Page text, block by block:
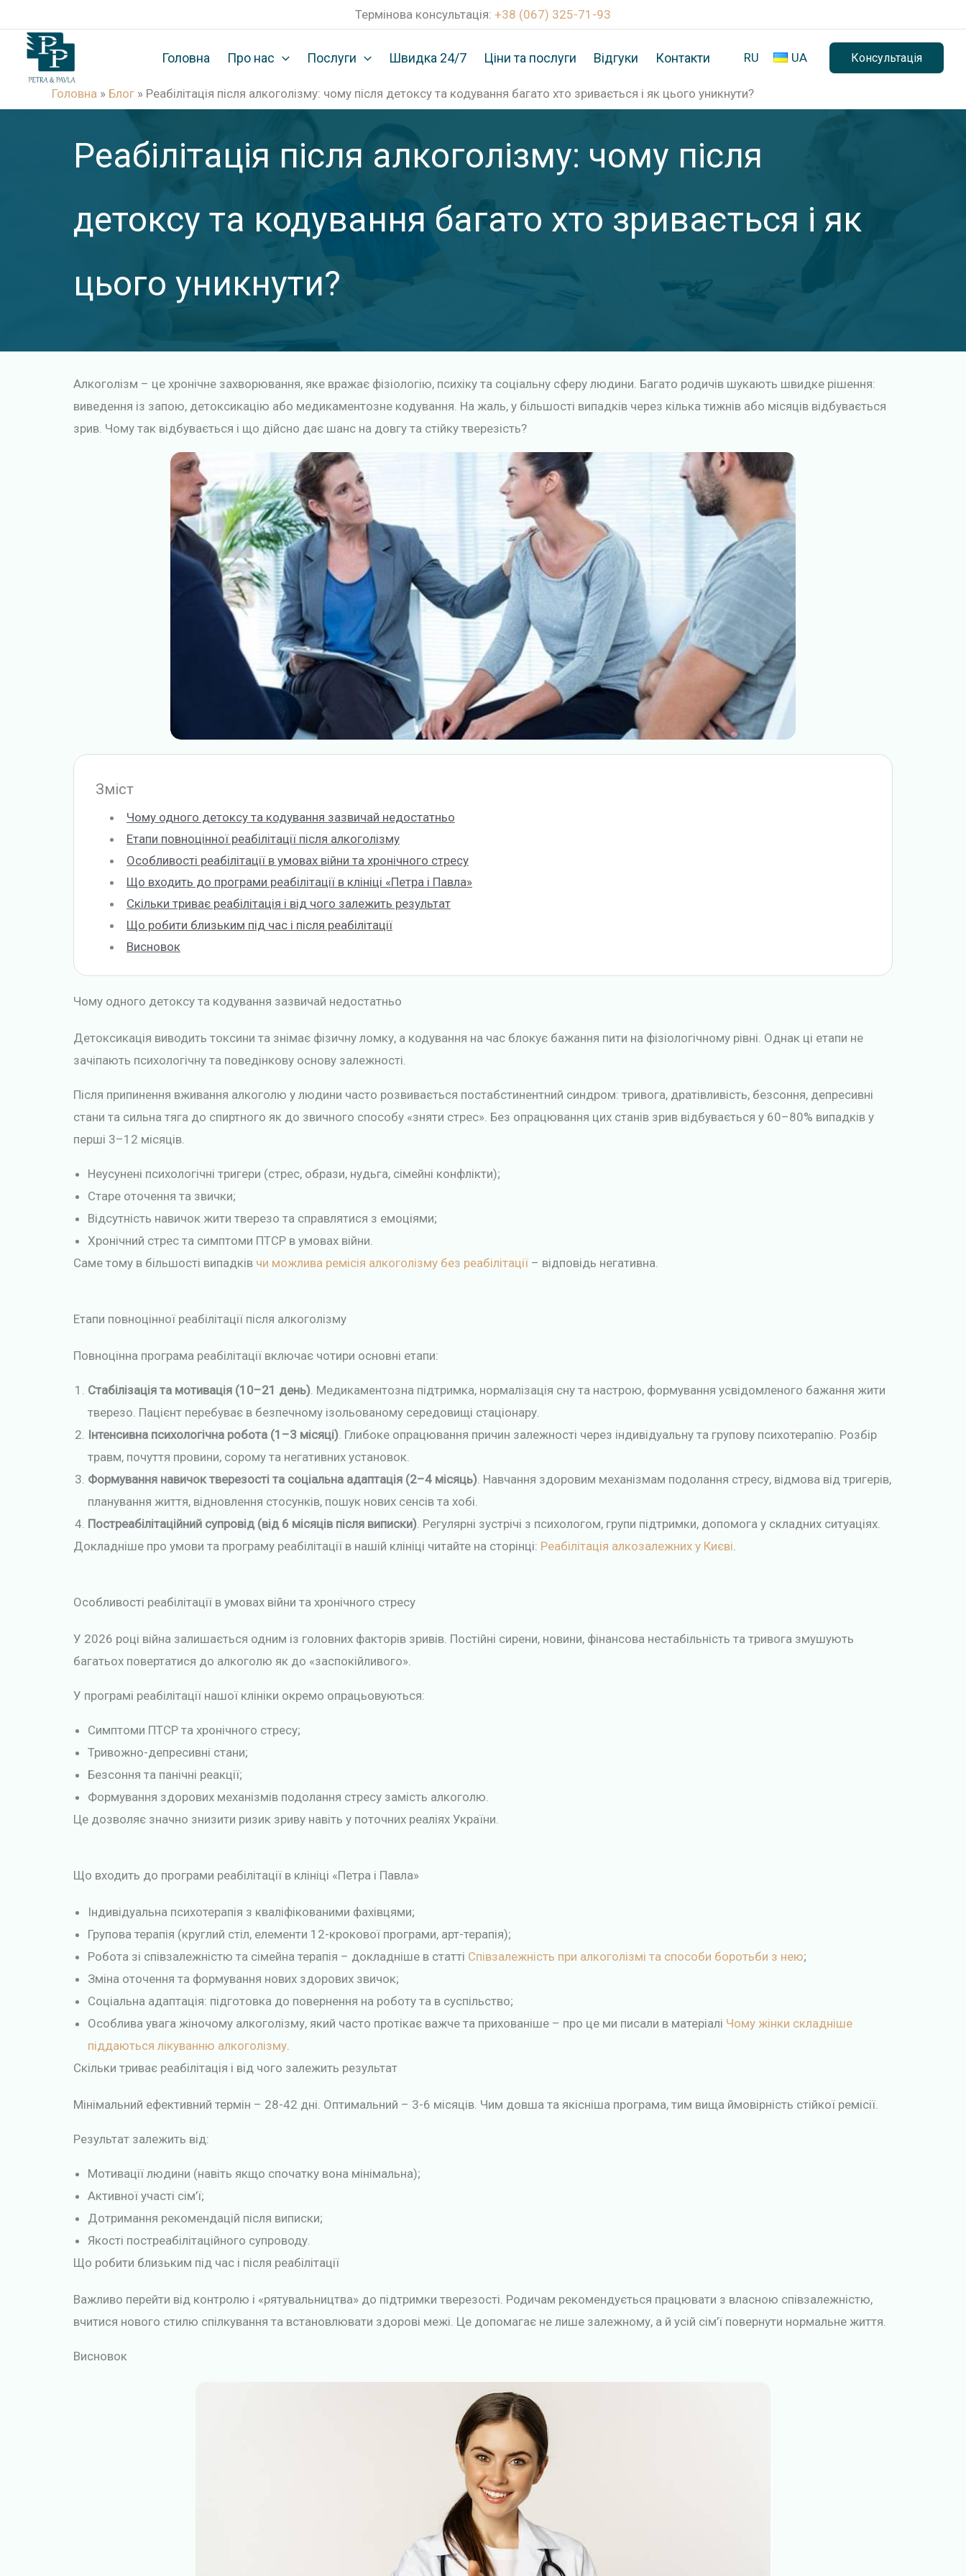
е
Термінова консультація: +38 (067) 325-71-93
Головна Про нас Послуги Швидка 24/7 Ціни та послуги Відгуки Контакти RU UA Консультація
Головна » Блог » Реабілітація після алкоголізму: чому після детоксу та кодування багато хто зривається і як цього уникнути?
Реабілітація після алкоголізму: чому після
детоксу та кодування багато хто зривається і як
цього уникнути?
Алкоголізм – це хронічне захворювання, яке вражає фізіологію, психіку та соціальну сферу людини. Багато родичів шукають швидке рішення:
виведення із запою, детоксикацію або медикаментозне кодування. На жаль, у більшості випадків через кілька тижнів або місяців відбувається
зрив. Чому так відбувається і що дійсно дає шанс на довгу та стійку тверезість?
Зміст
Чому одного детоксу та кодування зазвичай недостатньо
Етапи повноцінної реабілітації після алкоголізму
Особливості реабілітації в умовах війни та хронічного стресу
Що входить до програми реабілітації в клініці «Петра і Павла»
Скільки триває реабілітація і від чого залежить результат
Що робити близьким під час і після реабілітації
Висновок
Чому одного детоксу та кодування зазвичай недостатньо
Детоксикація виводить токсини та знімає фізичну ломку, а кодування на час блокує бажання пити на фізіологічному рівні. Однак ці етапи не
зачіпають психологічну та поведінкову основу залежності.
Після припинення вживання алкоголю у людини часто розвивається постабстинентний синдром: тривога, дратівливість, безсоння, депресивні
стани та сильна тяга до спиртного як до звичного способу «зняти стрес». Без опрацювання цих станів зрив відбувається у 60–80% випадків у
перші 3–12 місяців.
Неусунені психологічні тригери (стрес, образи, нудьга, сімейні конфлікти);
Старе оточення та звички;
Відсутність навичок жити тверезо та справлятися з емоціями;
Хронічний стрес та симптоми ПТСР в умовах війни.
Саме тому в більшості випадків чи можлива ремісія алкоголізму без реабілітації – відповідь негативна.
Етапи повноцінної реабілітації після алкоголізму
Повноцінна програма реабілітації включає чотири основні етапи:
Стабілізація та мотивація (10–21 день). Медикаментозна підтримка, нормалізація сну та настрою, формування усвідомленого бажання жити
тверезо. Пацієнт перебуває в безпечному ізольованому середовищі стаціонару.
Інтенсивна психологічна робота (1–3 місяці). Глибоке опрацювання причин залежності через індивідуальну та групову психотерапію. Розбір
травм, почуття провини, сорому та негативних установок.
Формування навичок тверезості та соціальна адаптація (2–4 місяць). Навчання здоровим механізмам подолання стресу, відмова від тригерів,
планування життя, відновлення стосунків, пошук нових сенсів та хобі.
Постреабілітаційний супровід (від 6 місяців після виписки). Регулярні зустрічі з психологом, групи підтримки, допомога у складних ситуаціях.
Докладніше про умови та програму реабілітації в нашій клініці читайте на сторінці: Реабілітація алкозалежних у Києві.
Особливості реабілітації в умовах війни та хронічного стресу
У 2026 році війна залишається одним із головних факторів зривів. Постійні сирени, новини, фінансова нестабільність та тривога змушують
багатьох повертатися до алкоголю як до «заспокійливого».
У програмі реабілітації нашої клініки окремо опрацьовуються:
Симптоми ПТСР та хронічного стресу;
Тривожно-депресивні стани;
Безсоння та панічні реакції;
Формування здорових механізмів подолання стресу замість алкоголю.
Це дозволяє значно знизити ризик зриву навіть у поточних реаліях України.
Що входить до програми реабілітації в клініці «Петра і Павла»
Індивідуальна психотерапія з кваліфікованими фахівцями;
Групова терапія (круглий стіл, елементи 12-крокової програми, арт-терапія);
Робота зі співзалежністю та сімейна терапія – докладніше в статті Співзалежність при алкоголізмі та способи боротьби з нею;
Зміна оточення та формування нових здорових звичок;
Соціальна адаптація: підготовка до повернення на роботу та в суспільство;
Особлива увага жіночому алкоголізму, який часто протікає важче та прихованіше – про це ми писали в матеріалі Чому жінки складніше
піддаються лікуванню алкоголізму.
Скільки триває реабілітація і від чого залежить результат
Мінімальний ефективний термін – 28-42 дні. Оптимальний – 3-6 місяців. Чим довша та якісніша програма, тим вища ймовірність стійкої ремісії.
Результат залежить від:
Мотивації людини (навіть якщо спочатку вона мінімальна);
Активної участі сім’ї;
Дотримання рекомендацій після виписки;
Якості постреабілітаційного супроводу.
Що робити близьким під час і після реабілітації
Важливо перейти від контролю і «рятувальництва» до підтримки тверезості. Родичам рекомендується працювати з власною співзалежністю,
вчитися нового стилю спілкування та встановлювати здорові межі. Це допомагає не лише залежному, а й усій сім’ї повернути нормальне життя.
Висновок